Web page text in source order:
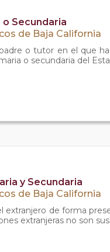
Secundaria
de Baja California
o tutor en el que
o secundaria del
y Secundaria
de Baja California
de forma
extranjeras no son